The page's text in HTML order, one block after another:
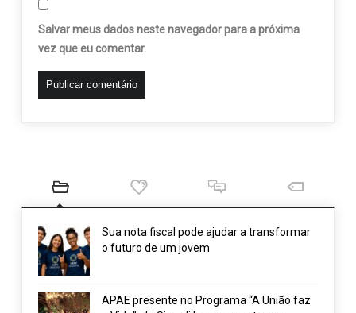
Salvar meus dados neste navegador para a próxima
vez que eu comentar.
Sua nota fiscal pode ajudar a transformar
o futuro de um jovem
APAE presente no Programa “A União faz